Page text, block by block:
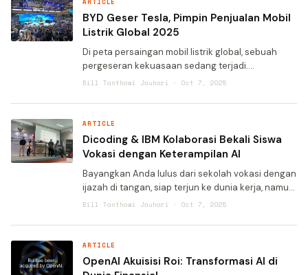
BYD Geser Tesla, Pimpin Penjualan Mobil
Listrik Global 2025
Di peta persaingan mobil listrik global, sebuah
pergeseran kekuasaan sedang terjadi.
Bayangkan: setelah bertahun-tahun Tesla
perusahaan dari Tiongkok berhasil m
Bill Tanthowi Jauhari · Oct 7, 2025
ARTICLE
Dicoding & IBM Kolaborasi Bekali Siswa
Vokasi dengan Keterampilan AI
Bayangkan Anda lulus dari sekolah vokasi dengan
ijazah di tangan, siap terjun ke dunia kerja, namun
ternyata 39% keterampilan yang Anda kuasai
yang diu
Bill Tanthowi Jauhari · Oct 7, 2025
ARTICLE
OpenAI Akuisisi Roi: Transformasi AI di